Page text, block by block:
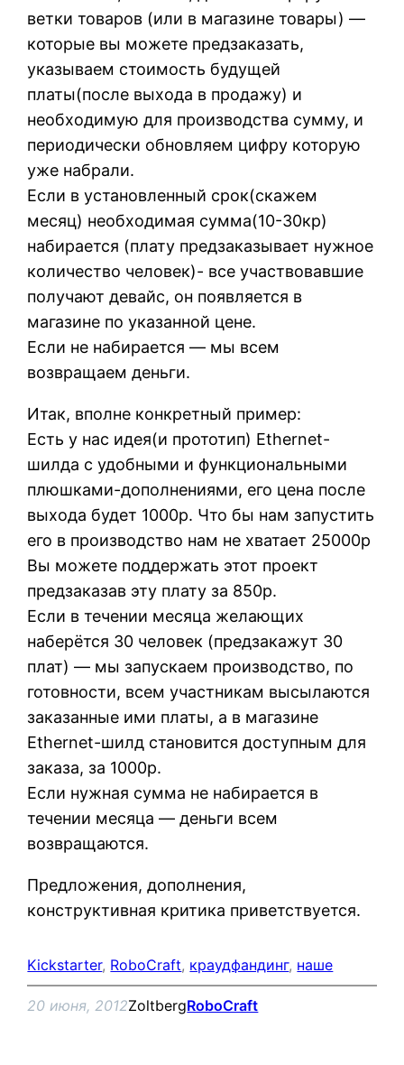
ветки товаров (или в магазине товары) —
которые вы можете предзаказать,
указываем стоимость будущей
платы(после выхода в продажу) и
необходимую для производства сумму, и
периодически обновляем цифру которую
уже набрали.
Если в установленный срок(скажем
месяц) необходимая сумма(10-30кр)
набирается (плату предзаказывает нужное
количество человек)- все участвовавшие
получают девайс, он появляется в
магазине по указанной цене.
Если не набирается — мы всем
возвращаем деньги.
Итак, вполне конкретный пример:
Есть у нас идея(и прототип) Ethernet-
шилда с удобными и функциональными
плюшками-дополнениями, его цена после
выхода будет 1000р. Что бы нам запустить
его в производство нам не хватает 25000р
Вы можете поддержать этот проект
предзаказав эту плату за 850р.
Если в течении месяца желающих
наберётся 30 человек (предзакажут 30
плат) — мы запускаем производство, по
готовности, всем участникам высылаются
заказанные ими платы, а в магазине
Ethernet-шилд становится доступным для
заказа, за 1000р.
Если нужная сумма не набирается в
течении месяца — деньги всем
возвращаются.
Предложения, дополнения,
конструктивная критика приветствуется.
Kickstarter, RoboCraft, краудфандинг, наше
20 июня, 2012ZoltbergRoboCraft